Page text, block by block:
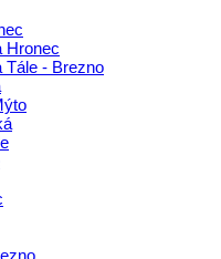
Hronec
Tále - Brezno